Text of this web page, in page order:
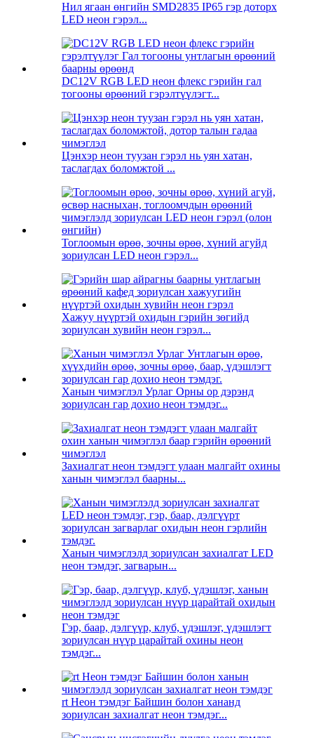
Нил ягаан өнгийн SMD2835 IP65 гэр доторх
LED неон гэрэл...
DC12V RGB LED неон флекс гэрийн гал
тогооны өрөөний гэрэлтүүлэгт...
Цэнхэр неон туузан гэрэл нь уян хатан,
таслагдах боломжтой ...
Тоглоомын өрөө, зочны өрөө, хүний ​​агуйд
зориулсан LED неон гэрэл...
Хажуу нүүртэй охидын гэрийн зөгийд
зориулсан хувийн неон гэрэл...
Ханын чимэглэл Урлаг Орны ор дэрэнд
зориулсан гар дохио неон тэмдэг...
Захиалгат неон тэмдэгт улаан малгайт охины
ханын чимэглэл баарны...
Ханын чимэглэлд зориулсан захиалгат LED
неон тэмдэг, загварын...
Гэр, баар, дэлгүүр, клуб, үдэшлэг, үдэшлэгт
зориулсан нүүр царайтай охины неон
тэмдэг...
rt Неон тэмдэг Байшин болон хананд
зориулсан захиалгат неон тэмдэг...